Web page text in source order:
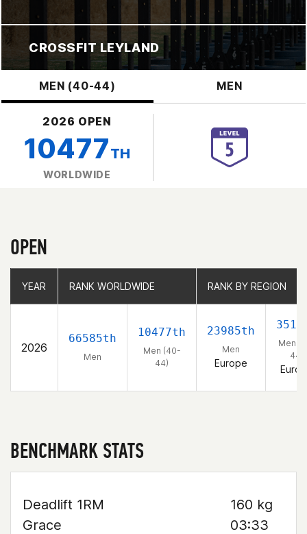
CROSSFIT LEYLAND
MEN (40-44) MEN
2026 OPEN
10477TH
WORLDWIDE
OPEN
YEAR RANK WORLDWIDE RANK BY REGION
2026
66585th
Men
10477th
Men (40-
44)
23985th
Men
Europe
Men
44)
YEAR RANK WORLDWIDE RANK BY REGION
BENCHMARK STATS
Deadlift 1RM
160 kg
Grace
03:33